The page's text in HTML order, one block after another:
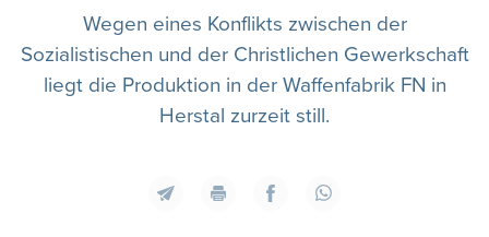
Wegen eines Konflikts zwischen der
Sozialistischen und der Christlichen Gewerkschaft
liegt die Produktion in der Waffenfabrik FN in
Herstal zurzeit still.